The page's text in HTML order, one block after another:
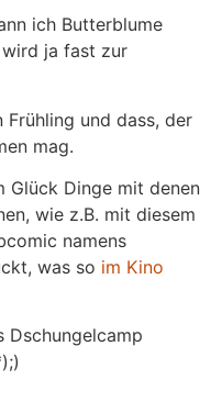
ich Butterblume
ja fast zur
Frühling und dass, der
mag.
Glück Dinge mit denen
wie z.B. mit diesem
namens
was so im Kino
Dschungelcamp